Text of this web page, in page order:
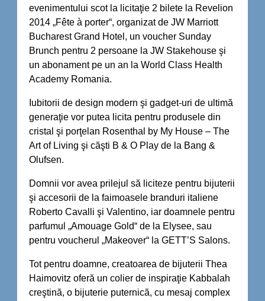
evenimentului scot la licitaţie 2 bilete la Revelion
2014 „Fête à porter“, organizat de JW Marriott
Bucharest Grand Hotel, un voucher Sunday
Brunch pentru 2 persoane la JW Stakehouse şi
un abonament pe un an la World Class Health
Academy Romania.
Iubitorii de design modern şi gadget-uri de ultimă
generaţie vor putea licita pentru produsele din
cristal şi porţelan Rosenthal by My House – The
Art of Living şi căşti B & O Play de la Bang &
Olufsen.
Domnii vor avea prilejul să liciteze pentru bijuterii
şi accesorii de la faimoasele branduri italiene
Roberto Cavalli şi Valentino, iar doamnele pentru
parfumul „Amouage Gold“ de la Elysee, sau
pentru voucherul „Makeover“ la GETT’S Salons.
Tot pentru doamne, creatoarea de bijuterii Thea
Haimovitz oferă un colier de inspiraţie Kabbalah
creştină, o bijuterie puternică, cu mesaj complex